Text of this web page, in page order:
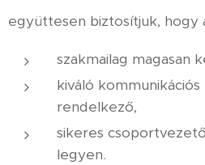
együttesen biztosítjuk, hogy
szakmailag magasan
kiváló
rendelkező,
sikeres
legyen.